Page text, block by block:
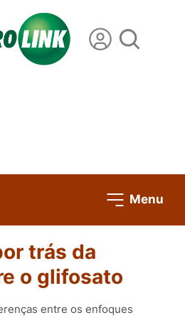
Menu
trás da
o glifosato
entre os enfoques